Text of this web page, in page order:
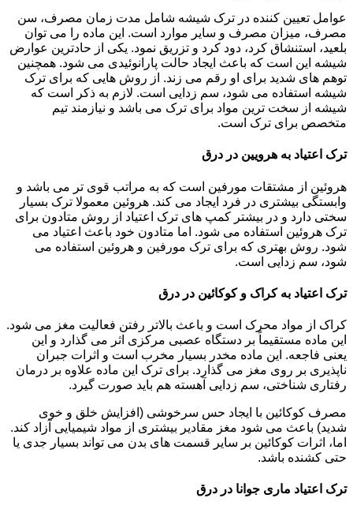
عوامل تعیین کننده در ترک شیشه شامل مدت زمان مصرف، سن
مصرف، میزان مصرف و سایر موارد است. این ماده را می توان
بلعید، استنشاق کرد، دود کرد و تزریق نمود. یکی از حادترین عوارض
شیشه این است که باعث ایجاد حالت پارانوئیدی می شود. همچنین
توهم های شدید برای او رقم می زند. از روش هایی که برای ترک
شیشه استفاده می شود، سم زدایی است. لازم به ذکر است که
شیشه از سخت ترین مواد برای ترک می باشد و نیازمند تیم
متخصص برای ترک است.
ترک اعتیاد به هرویین در درق
هروئین از مشتقات مورفین است که به مراتب قوی تر می باشد و
وابستگی بیشتری در فرد ایجاد می کند. هروئین معمولا ترک بسیار
سختی دارد و در بیشتر کمپ های ترک اعتیاد از روش متادون برای
ترک هروئین استفاده می شود. اما متادون خود باعث اعتیاد می
شود. روش بهتری که برای ترک مورفین و هروئین استفاده می
شود، سم زدایی است.
ترک اعتیاد به کراک و کوکائین در درق
کراک از مواد محرک است و باعث بالاتر رفتن فعالیت مغز می شود.
این ماده مستقیماً بر دستگاه عصبی مرکزی اثر می گذارد و این
یعنی فاجعه. این ماده مخدر بسیار مخرب است و اثرات جبران
ناپذیری بر روی مغز می گذارد. برای ترک این ماده علاوه بر درمان
رفتاری شناختی، سم زدایی آهسته هم باید صورت گیرد.
مصرف کوکائین با ایجاد حس سرخوشی (افزایش خلق و خوی
شدید) باعث می شود مغز مقادیر بیشتری از مواد شیمیایی آزاد کند.
اما، اثرات کوکائین بر سایر قسمت های بدن می تواند بسیار جدی یا
حتی کشنده باشد.
ترک اعتیاد ماری جوانا در درق